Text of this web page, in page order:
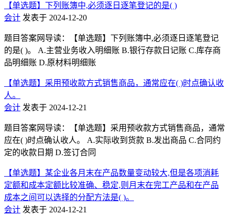
【单选题】下列账簿中,必须逐日逐笔登记的是( )
会计 发表于 2024-12-20
题目答案网导读：【单选题】下列账簿中,必须逐日逐笔登记
的是( )。 A.主营业务收入明细账 B.银行存款日记账 C.库存商
品明细账 D.原材料明细账
【单选题】采用预收款方式销售商品，通常应在( )时点确认收
人。
会计 发表于 2024-12-21
题目答案网导读：【单选题】采用预收款方式销售商品，通常
应在( )时点确认收人。 A.实际收到货款 B.发出商品 C.合同约
定的收款日期 D.签订合同
【单选题】某企业各月末在产品数量变动较大,但是各项消耗
定额和成本定额比较准确、稳定,则月末在完工产品和在产品
成本之间可以选择的分配方法是( )。
会计 发表于 2024-12-21